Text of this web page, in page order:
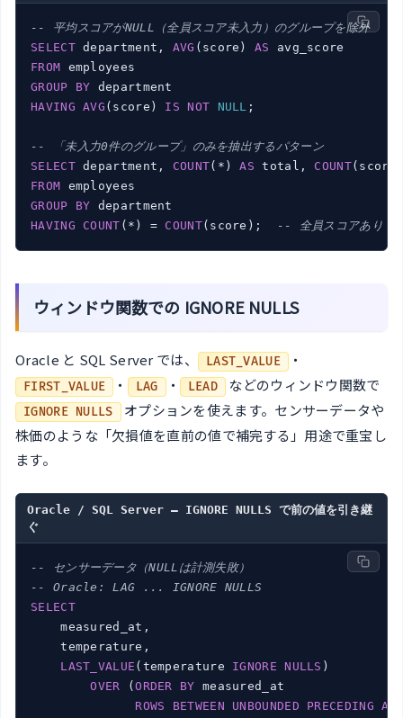
-- 平均スコアがNULL（全員スコア未入力）のグループを除外
SELECT department, AVG (score) AS
FROM
GROUP
BY
HAVING
AVG (score) IS NOT NULL ;
-- 「未入力0件のグループ」のみを抽出するパターン
SELECT department, COUNT(*) AS total, COUNT
FROM
GROUP
BY
HAVING
COUNT (*) = COUNT(score); -- 全員スコアあり
ウィンドウ関数での IGNORE NULLS
Oracle と SQL Server では、 LAST_VALUE ・
FIRST_VALUE ・ LAG ・ LEAD などのウィンドウ関数で
IGNORE NULLS
オプションを使えます。センサーデータや
株価のような「欠損値を直前の値で補完する」用途で重宝し
ます。
Oracle / SQL Server – IGNORE NULLS で前の値を引き継
ぐ
-- センサーデータ（NULLは計測失敗）
-- Oracle: LAG ... IGNORE NULLS
SELECT
    measured_at,
    temperature,
LAST_VALUE (temperature IGNORE NULLS )
OVER (ORDER BY measured_at
ROWS
BETWEEN UNBOUNDED PRECEDING